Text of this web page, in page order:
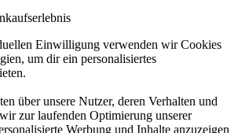
Einwilligung verwenden wir Cookies
um dir ein personalisiertes
über unsere Nutzer, deren Verhalten und
zur laufenden Optimierung unserer
Werbung und Inhalte anzuzeigen